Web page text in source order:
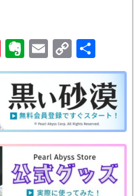
Pi
nt
er
e
st
E
v
er
n
ot
e
E
m
ail
C
o
p
y
Li
n
k
有